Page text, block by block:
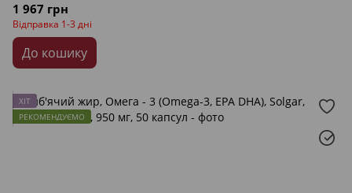
1 967 грн
Відправка 1-3 дні
До кошику
ХІТ
РЕКОМЕНДУЄМО